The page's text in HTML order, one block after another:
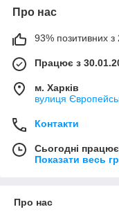
Про нас
93% позитивних з
Працює з
м. Харків
вулиця
Контакти
Сьогодні
Показати весь
Про нас